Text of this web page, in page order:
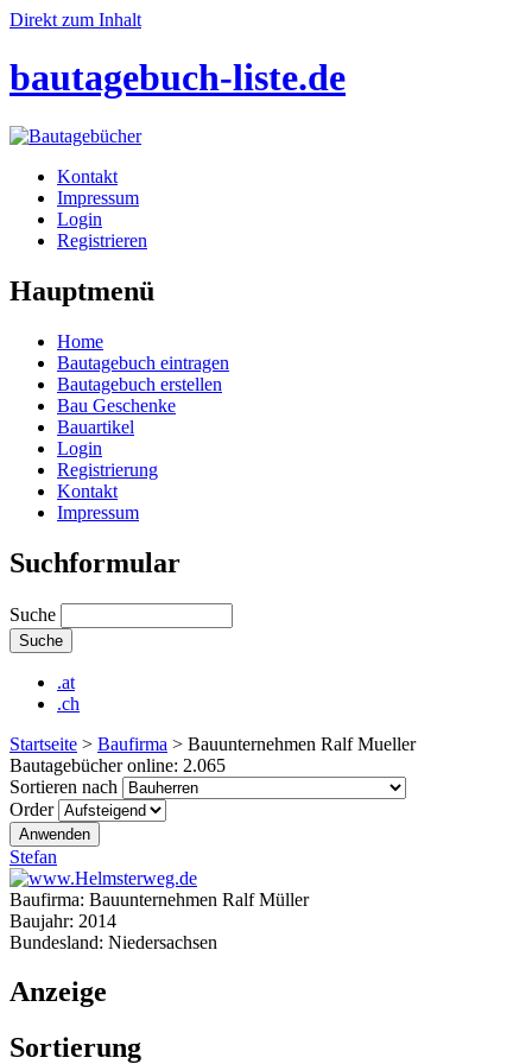
Direkt zum Inhalt
bautagebuch-liste.de
Kontakt
Impressum
Login
Registrieren
Hauptmenü
Home
Bautagebuch eintragen
Bautagebuch erstellen
Bau Geschenke
Bauartikel
Login
Registrierung
Kontakt
Impressum
Suchformular
Suche
.at
.ch
Startseite > Baufirma > Bauunternehmen Ralf Mueller
Bautagebücher online: 2.065
Sortieren nach
Order
Stefan
Baufirma: Bauunternehmen Ralf Müller
Baujahr: 2014
Bundesland: Niedersachsen
Anzeige
Sortierung